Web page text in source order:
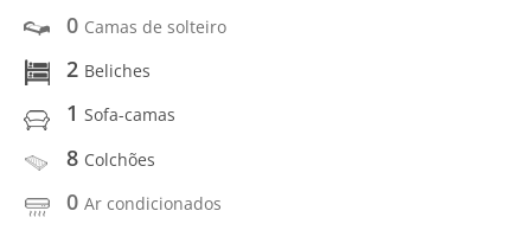
0 Camas de solteiro
2 Beliches
1 Sofa-camas
8 Colchões
0 Ar condicionados